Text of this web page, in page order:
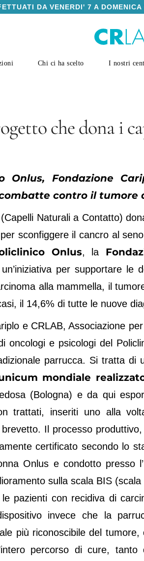
DA VENERDI' 7 A
Chi ci ha scelto I nostri
che dona i
Onlus, Fondazione
contro il tumore
Naturali a Contatto)
sconfiggere il cancro al
Onlus, la
per supportare le
alla mammella, il
il 14,6% di tutte le nuove
e CRLAB, Associazione
oncologi e psicologi del
parrucca. Si tratta di
mondiale
(Bologna) e da qui
trattati, inseriti uno alla
Il processo
certificato secondo lo
Onlus e condotto presso
sulla scala BIS (scala
pazienti con recidiva di
invece che la
più riconoscibile del
percorso di cure,